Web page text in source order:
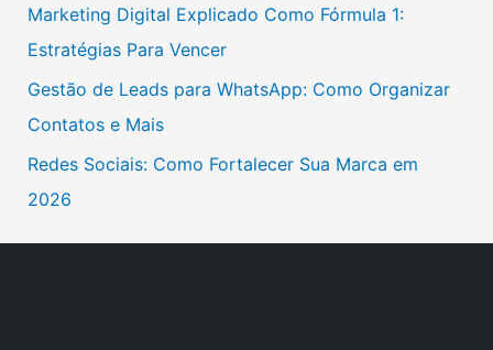
p
o
r
:
Marketing Digital Explicado Como Fórmula 1:
Estratégias Para Vencer
Gestão de Leads para WhatsApp: Como Organizar
Contatos e Mais
Redes Sociais: Como Fortalecer Sua Marca em
2026